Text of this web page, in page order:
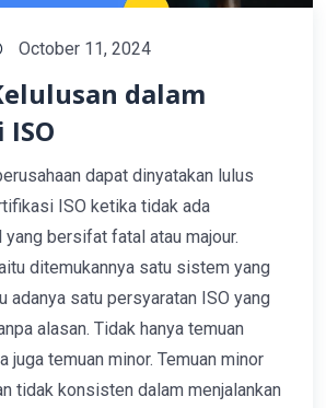
October 11, 2024
dalam
dapat dinyatakan lulus
ISO ketika tidak ada
yang bersifat fatal atau majour.
ditemukannya satu sistem yang
adanya satu persyaratan ISO yang
alasan. Tidak hanya temuan
juga temuan minor. Temuan minor
tidak konsisten dalam menjalankan